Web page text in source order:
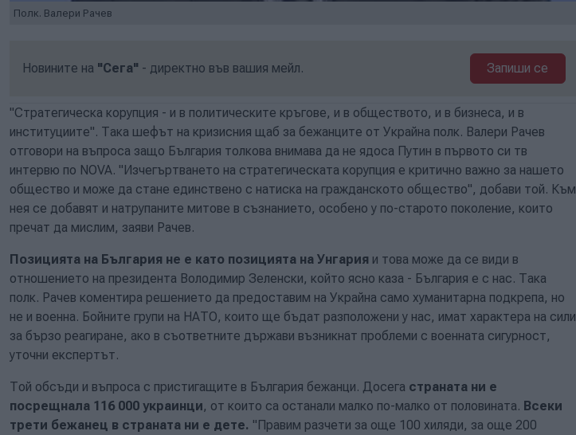
Полк. Валери Рачев
Новините на "Сега" - директно във вашия мейл. Запиши се
"Стратегическа корупция - и в политическите кръгове, и в обществото, и в бизнеса, и в
институциите". Така шефът на кризисния щаб за бежанците от Украйна полк. Валери Рачев
отговори на въпроса защо България толкова внимава да не ядоса Путин в първото си тв
интервю по NOVA. "Изчегъртването на стратегическата корупция е критично важно за нашето
общество и може да стане единствено с натиска на гражданското общество", добави той. Към
нея се добавят и натрупаните митове в съзнанието, особено у по-старото поколение, които
пречат да мислим, заяви Рачев.
Позицията на България не е като позицията на Унгария и това може да се види в
отношението на президента Володимир Зеленски, който ясно каза - България е с нас. Така
полк. Рачев коментира решението да предоставим на Украйна само хуманитарна подкрепа, но
не и военна. Бойните групи на НАТО, които ще бъдат разположени у нас, имат характера на сили
за бързо реагиране, ако в съответните държави възникнат проблеми с военната сигурност,
уточни експертът.
Той обсъди и въпроса с пристигащите в България бежанци. Досега страната ни е
посрещнала 116 000 украинци, от които са останали малко по-малко от половината. Всеки
трети бежанец в страната ни е дете. "Правим разчети за още 100 хиляди, за още 200